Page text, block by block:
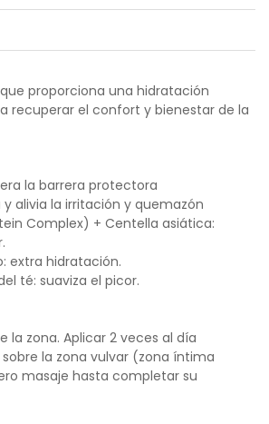
proporciona una hidratación
recuperar el confort y bienestar de la
la barrera protectora
alivia la irritación y quemazón
Complex) + Centella asiática:
extra hidratación.
té: suaviza el picor.
la zona. Aplicar 2 veces al día
la zona vulvar (zona íntima
masaje hasta completar su